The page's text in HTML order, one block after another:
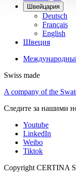
Швейцария
Deutsch
Français
English
Швеция
Swiss made
A company of the
Следите за нашими
Youtube
LinkedIn
Weibo
Tiktok
Copyright CERTINA